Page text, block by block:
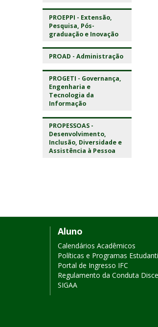
PROEPPI - Extensão,
Pesquisa, Pós-
graduação e Inovação
PROAD - Administração
PROGETI - Governança,
Engenharia e
Tecnologia da
Informação
PROPESSOAS -
Desenvolvimento,
Inclusão, Diversidade e
Assistência à Pessoa
i
acesso
rápido
Aluno
Calendários Acadêmicos
Políticas e Programas
Portal de Ingresso IFC
Regulamento da Conduta
SIGAA